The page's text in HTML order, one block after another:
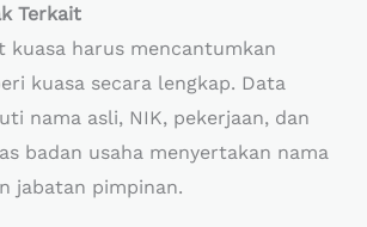
Terkait
kuasa harus mencantumkan
kuasa secara lengkap. Data
nama asli, NIK, pekerjaan, dan
badan usaha menyertakan nama
jabatan pimpinan.